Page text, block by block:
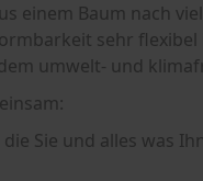
einem Baum nach
sehr
umwelt- und
Sie und alles was